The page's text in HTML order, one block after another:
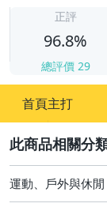
正評
96.8%
總評價 29
首頁主打
汽機車精品百貨
居家、家具與園藝
運動、戶外與休閒